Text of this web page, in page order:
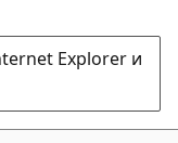
Explorer и